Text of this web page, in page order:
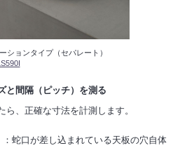
ションタイプ（セパレート）
と間隔（ピッチ）を測る
ら、正確な寸法を計測します。
蛇口が差し込まれている天板の穴自体